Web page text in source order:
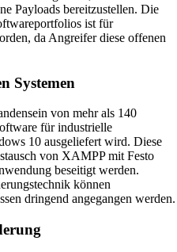
Payloads bereitzustellen. Die
ist für
da Angreifer diese offenen
Systemen
von mehr als 140
für industrielle
10 ausgeliefert wird. Diese
von XAMPP mit Festo
beseitigt werden.
können
dringend angegangen werden.